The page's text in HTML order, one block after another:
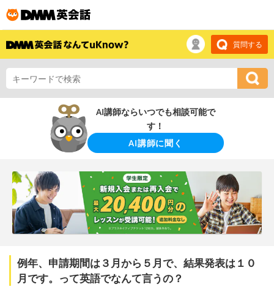
質問する
AI講師ならいつでも相談可能で
す！
AI講師に聞く
例年、申請期間は３月から５月で、結果発表は１０
月です。って英語でなんて言うの？